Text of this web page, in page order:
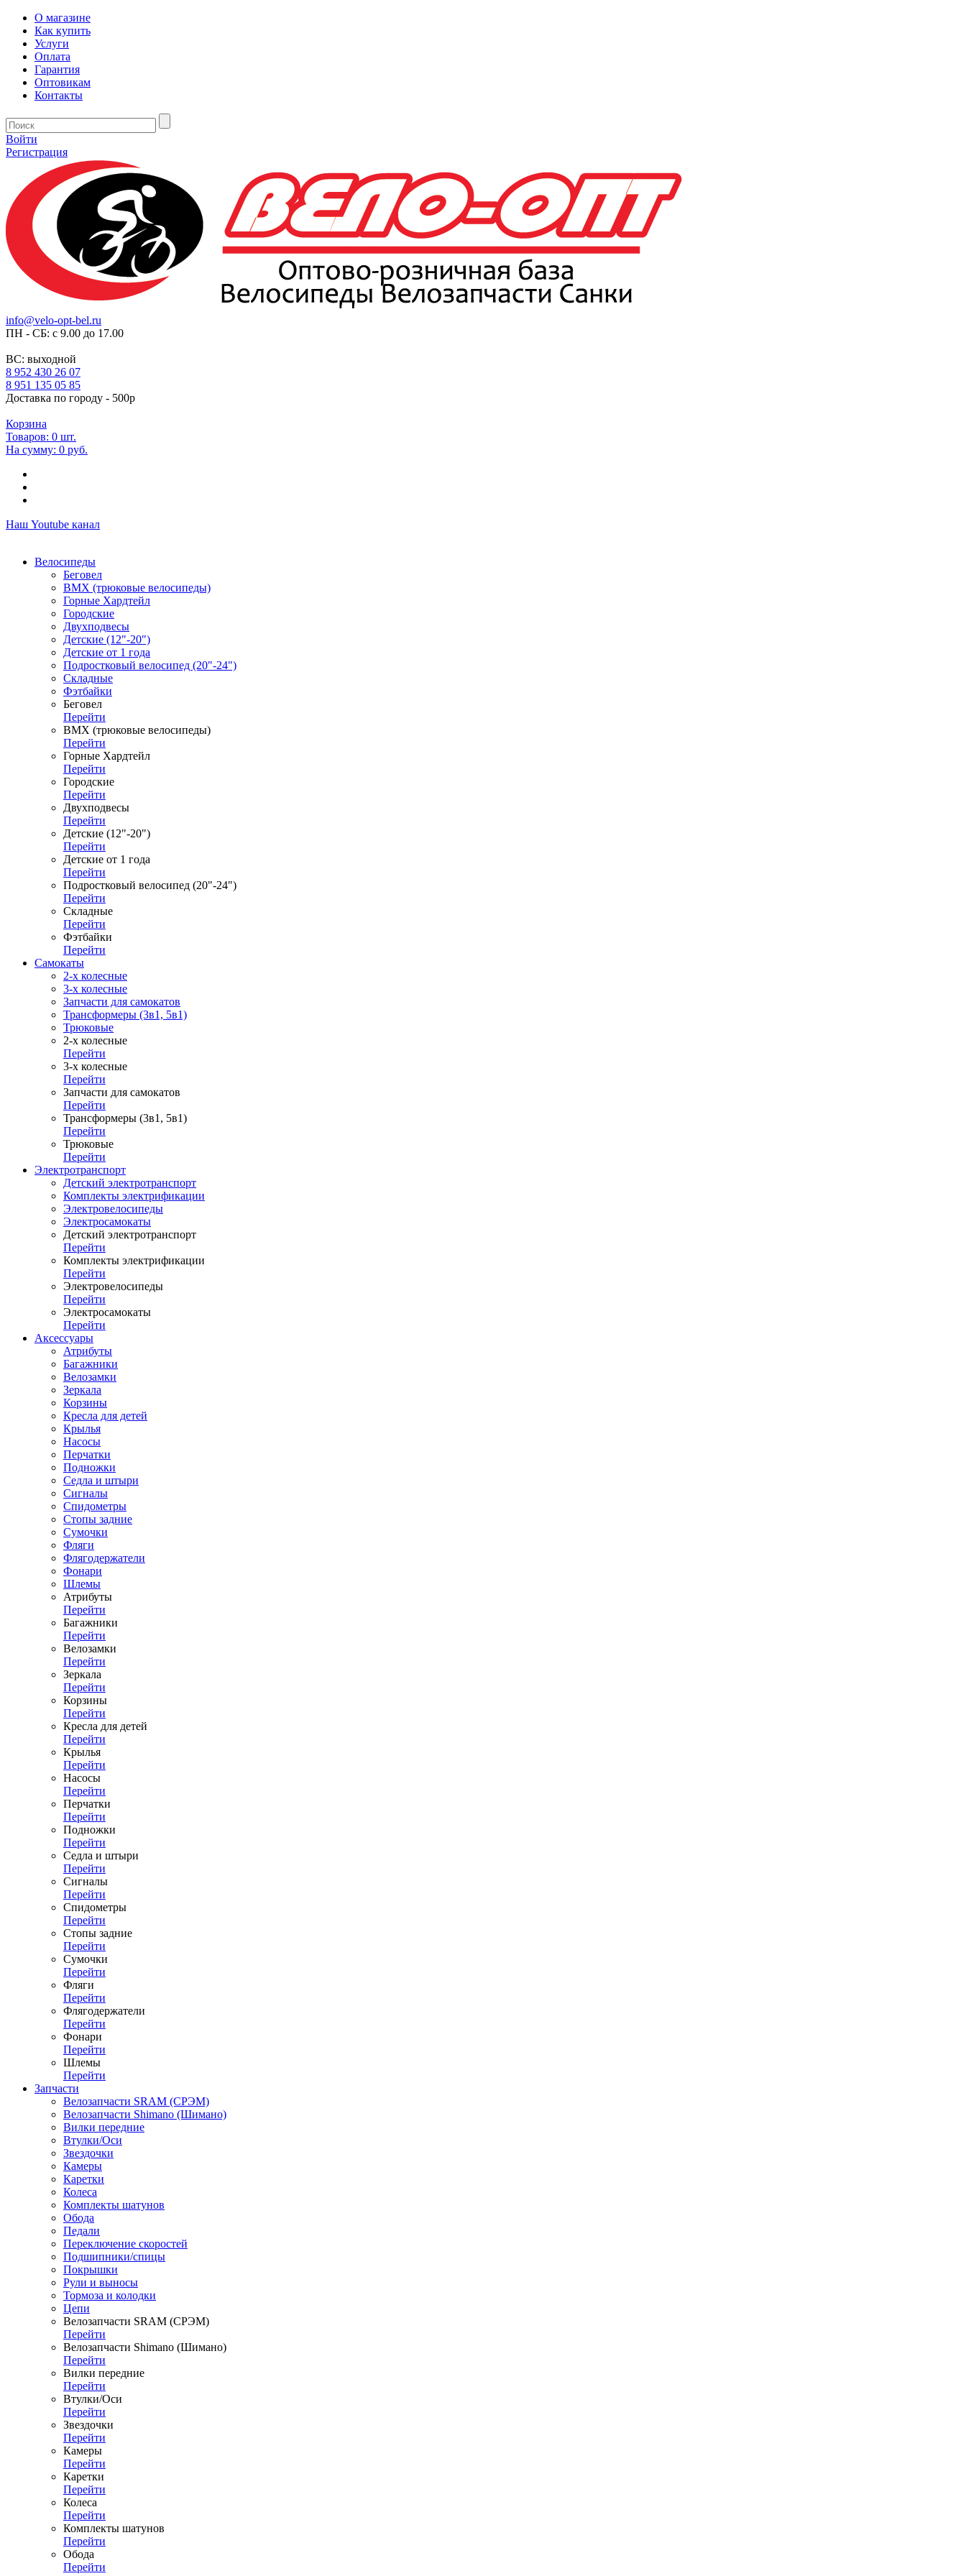
О магазине
Как купить
Услуги
Оплата
Гарантия
Оптовикам
Контакты
Войти
Регистрация
info@velo-opt-bel.ru
ПН - СБ: с 9.00 до 17.00
ВС: выходной
8 952 430 26 07
8 951 135 05 85
Доставка по городу - 500р
Корзина
Товаров: 0 шт.
На сумму: 0 руб.
Наш Youtube канал
Велосипеды
Беговел
ВМХ (трюковые велосипеды)
Горные Хардтейл
Городские
Двухподвесы
Детские (12"-20")
Детские от 1 года
Подростковый велосипед (20"-24")
Складные
Фэтбайки
Беговел
Перейти
ВМХ (трюковые велосипеды)
Перейти
Горные Хардтейл
Перейти
Городские
Перейти
Двухподвесы
Перейти
Детские (12"-20")
Перейти
Детские от 1 года
Перейти
Подростковый велосипед (20"-24")
Перейти
Складные
Перейти
Фэтбайки
Перейти
Самокаты
2-х колесные
3-х колесные
Запчасти для самокатов
Трансформеры (3в1, 5в1)
Трюковые
2-х колесные
Перейти
3-х колесные
Перейти
Запчасти для самокатов
Перейти
Трансформеры (3в1, 5в1)
Перейти
Трюковые
Перейти
Электротранспорт
Детский электротранспорт
Комплекты электрификации
Электровелосипеды
Электросамокаты
Детский электротранспорт
Перейти
Комплекты электрификации
Перейти
Электровелосипеды
Перейти
Электросамокаты
Перейти
Аксессуары
Атрибуты
Багажники
Велозамки
Зеркала
Корзины
Кресла для детей
Крылья
Насосы
Перчатки
Подножки
Седла и штыри
Сигналы
Спидометры
Стопы задние
Сумочки
Фляги
Флягодержатели
Фонари
Шлемы
Атрибуты
Перейти
Багажники
Перейти
Велозамки
Перейти
Зеркала
Перейти
Корзины
Перейти
Кресла для детей
Перейти
Крылья
Перейти
Насосы
Перейти
Перчатки
Перейти
Подножки
Перейти
Седла и штыри
Перейти
Сигналы
Перейти
Спидометры
Перейти
Стопы задние
Перейти
Сумочки
Перейти
Фляги
Перейти
Флягодержатели
Перейти
Фонари
Перейти
Шлемы
Перейти
Запчасти
Велозапчасти SRAM (СРЭМ)
Велозапчасти Shimano (Шимано)
Вилки передние
Втулки/Оси
Звездочки
Камеры
Каретки
Колеса
Комплекты шатунов
Обода
Педали
Переключение скоростей
Подшипники/спицы
Покрышки
Рули и выносы
Тормоза и колодки
Цепи
Велозапчасти SRAM (СРЭМ)
Перейти
Велозапчасти Shimano (Шимано)
Перейти
Вилки передние
Перейти
Втулки/Оси
Перейти
Звездочки
Перейти
Камеры
Перейти
Каретки
Перейти
Колеса
Перейти
Комплекты шатунов
Перейти
Обода
Перейти